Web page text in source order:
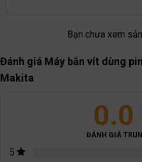
Bạn chưa xem
Đánh giá Máy bắn vít dùng
Makita
0.0
ĐÁNH GIÁ
5